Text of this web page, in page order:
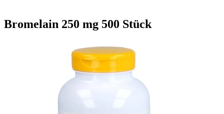
Bromelain 250 mg 500 Stück